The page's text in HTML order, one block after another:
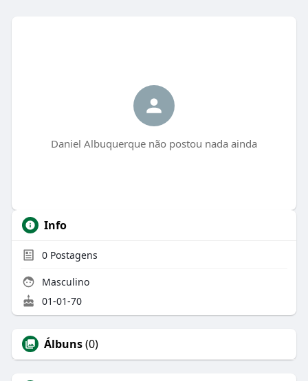
Daniel Albuquerque não postou nada ainda
Info
0Postagens
Masculino
01-01-70
Álbuns(0)